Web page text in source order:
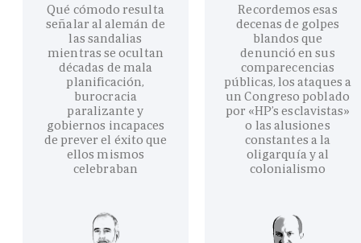
Qué cómodo resulta
señalar al alemán de
las sandalias
mientras se ocultan
décadas de mala
planificación,
burocracia
paralizante y
gobiernos incapaces
de prever el éxito que
ellos mismos
celebraban
Recordemos esas
decenas de golpes
blandos que
denunció en sus
comparecencias
públicas, los ataques a
un Congreso poblado
por «HP’s esclavistas»
o las alusiones
constantes a la
oligarquía y al
colonialismo